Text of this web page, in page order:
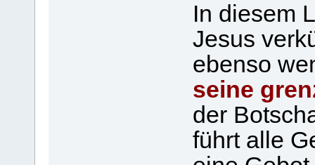
In diesem
Jesus
ebenso
seine
der
führt alle